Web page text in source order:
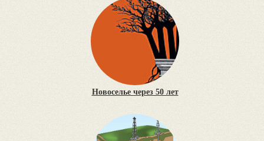
Новоселье через 50 лет